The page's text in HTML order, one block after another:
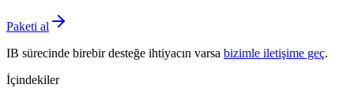
Paketi al
IB sürecinde birebir desteğe ihtiyacın varsa bizimle iletişime geç.
İçindekiler